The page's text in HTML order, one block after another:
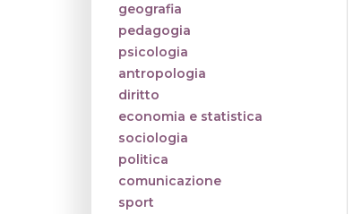
geografia
pedagogia
psicologia
antropologia
diritto
economia e statistica
sociologia
politica
comunicazione
sport